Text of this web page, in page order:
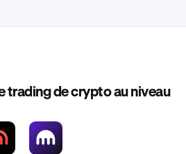
trading de crypto au niveau